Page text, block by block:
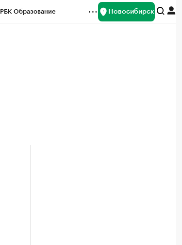
РБК Образование Новосибирск